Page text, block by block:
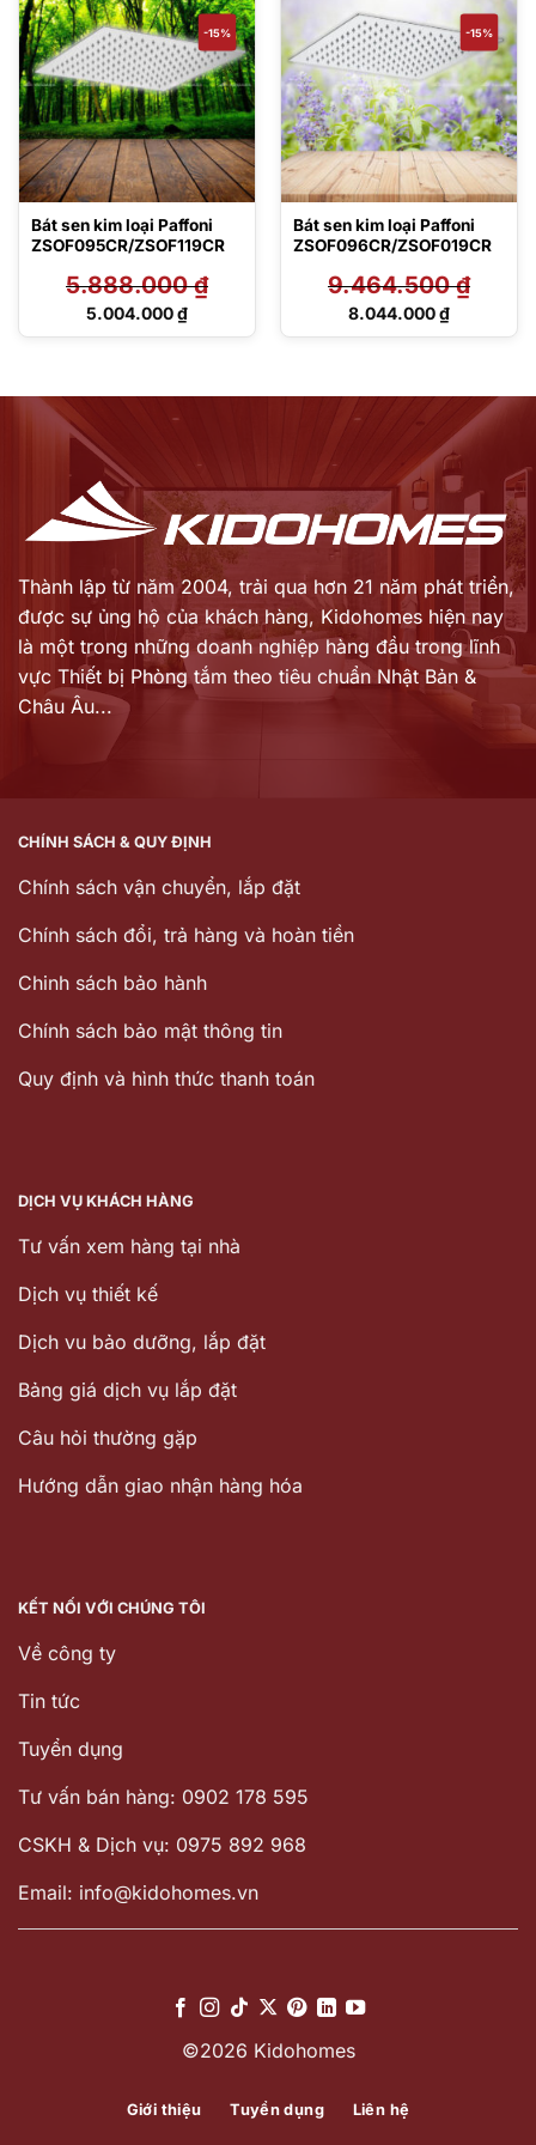
3.753.000 ₫.
6.500.000 ₫.
-15%
Bát sen kim loại Paffoni
ZSOF095CR/ZSOF119CR
5.888.000₫
Giá
5.004.000₫
Giá
-15%
Bát sen kim loại Paffoni
ZSOF096CR/ZSOF019CR
9.464.500₫
Giá
8.044.000₫
Giá
8.044.000 ₫.
Thành lập từ năm 2004, trải qua hơn 21 năm phát triển,
được sự ủng hộ của khách hàng, Kidohomes hiện nay
là một trong những doanh nghiệp hàng đầu trong lĩnh
vực Thiết bị Phòng tắm theo tiêu chuẩn Nhật Bản &
Châu Âu...
CHÍNH SÁCH & QUY ĐỊNH
Chính sách vận chuyển, lắp đặt
Chính sách đổi, trả hàng và hoàn tiền
Chinh sách bảo hành
Chính sách bảo mật thông tin
Quy định và hình thức thanh toán
DỊCH VỤ KHÁCH HÀNG
Tư vấn xem hàng tại nhà
Dịch vụ thiết kế
Dịch vu bảo dưỡng, lắp đặt
Bảng giá dịch vụ lắp đặt
Câu hỏi thường gặp
Hướng dẫn giao nhận hàng hóa
KẾT NỐI VỚI CHÚNG TÔI
Về công ty
Tin tức
Tuyển dụng
Tư vấn bán hàng: 0902 178 595
CSKH & Dịch vụ: 0975 892 968
Email: info@kidohomes.vn
©2026 Kidohomes
Giới thiệu Tuyển dụng Liên hệ